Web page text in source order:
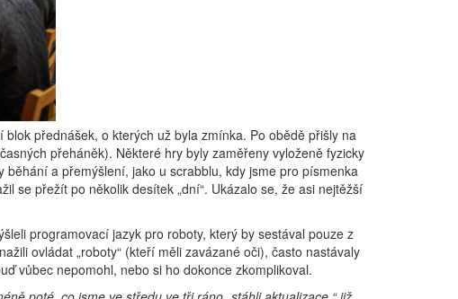
přednášek, o kterých už byla zmínka. Po obědě přišly na
přeháněk). Některé hry byly zaměřeny vyloženě fyzicky
a přemýšlení, jako u scrabblu, kdy jsme pro písmenka
se přežít po několik desítek „dní“. Ukázalo se, že asi nejtěžší
programovací jazyk pro roboty, který by sestával pouze z
ovládat „roboty“ (kteří měli zavázané oči), často nastávaly
vůbec nepomohl, nebo si ho dokonce zkomplikoval.